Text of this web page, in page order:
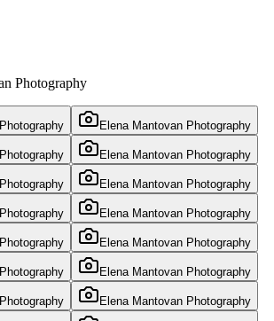
Photography
Elena Mantovan Photography
Elena Mantovan Photography
Elena Mantovan Photography
Elena Mantovan Photography
Elena Mantovan Photography
Elena Mantovan Photography
Elena Mantovan Photography